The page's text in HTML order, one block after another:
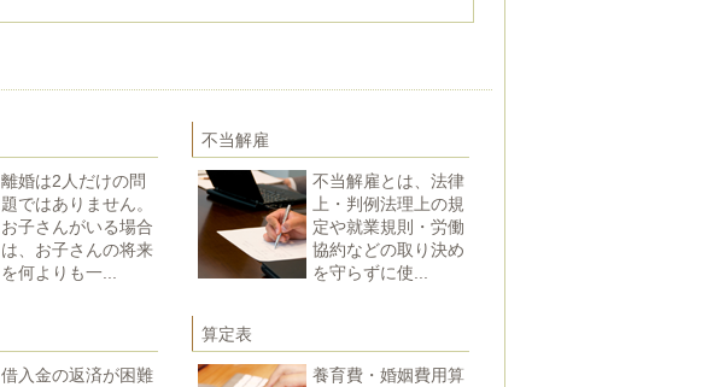
離婚は2人だけの問
題ではありません。
お子さんがいる場合
は、お子さんの将来
を何よりも一...
不当解雇
不当解雇とは、法律
上・判例法理上の規
定や就業規則・労働
協約などの取り決め
を守らずに使...
借入金の返済が困難
算定表
養育費・婚姻費用算